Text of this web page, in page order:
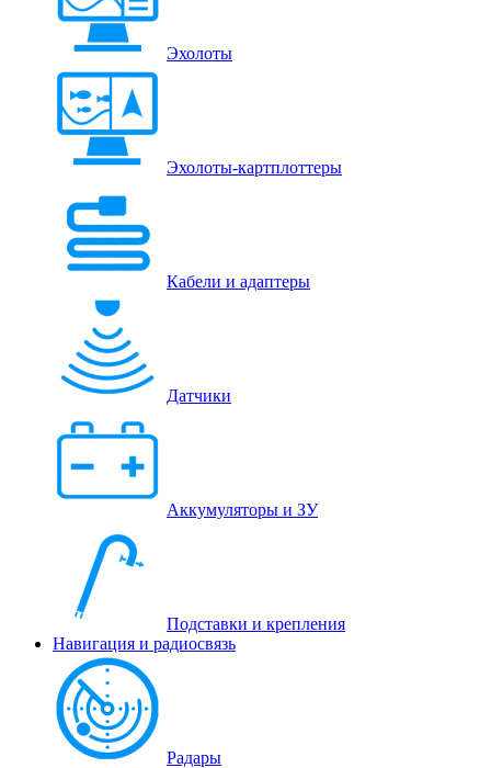
Эхолоты
Эхолоты-картплоттеры
Кабели и адаптеры
Датчики
Аккумуляторы и ЗУ
Подставки и крепления
Навигация и радиосвязь
Радары